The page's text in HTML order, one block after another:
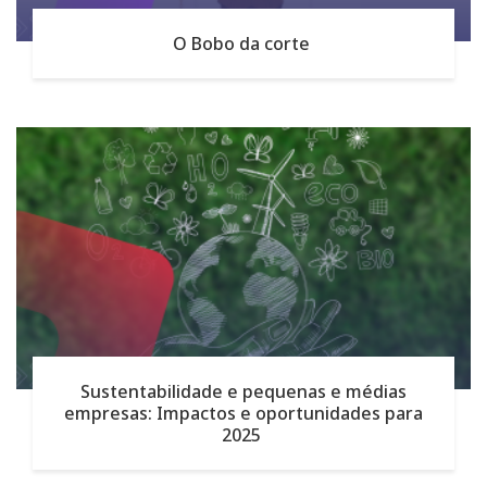
O Bobo da corte
Sustentabilidade e pequenas e médias
empresas: Impactos e oportunidades para
2025